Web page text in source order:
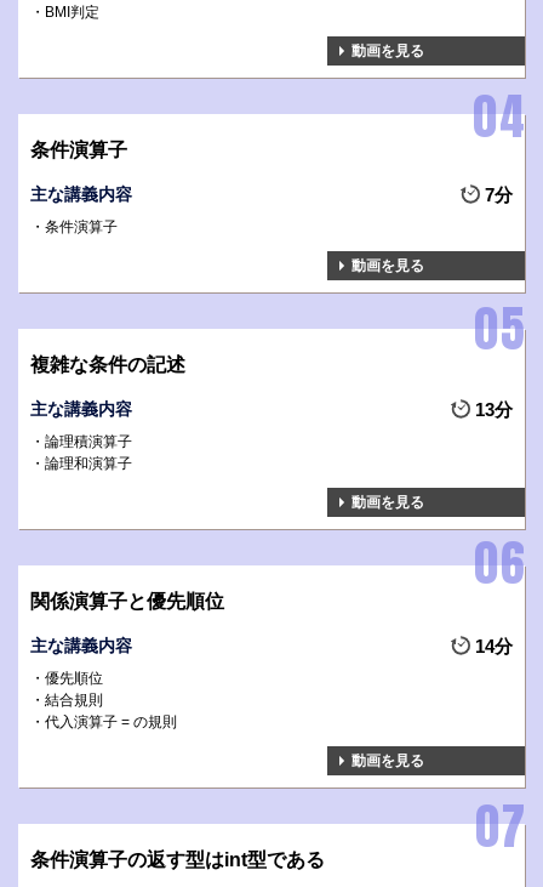
BMI判定
動画を見る
条件演算子
主な講義内容 7分
条件演算子
動画を見る
複雑な条件の記述
主な講義内容 13分
論理積演算子
論理和演算子
動画を見る
関係演算子と優先順位
主な講義内容 14分
優先順位
結合規則
代入演算子 = の規則
動画を見る
条件演算子の返す型はint型である